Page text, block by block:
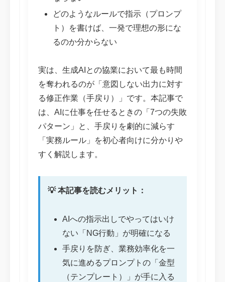
どのようなルールで指示（プロンプ
ト）を書けば、一発で理想の形にな
るのか分からない
実は、生成AIとの協業において最も時間
を奪われるのが「意図しない出力に対す
る修正作業（手戻り）」です。本記事で
は、AIに仕事を任せるときの「7つの失敗
パターン」と、手戻りを劇的に減らす
「実務ルール」を初心者向けに分かりや
すく解説します。
💡 本記事を読むメリット：
AIへの指示出しでやってはいけ
ない「NG行動」が明確になる
手戻りを防ぎ、業務効率化を一
気に進めるプロンプトの「金型
（テンプレート）」が手に入る